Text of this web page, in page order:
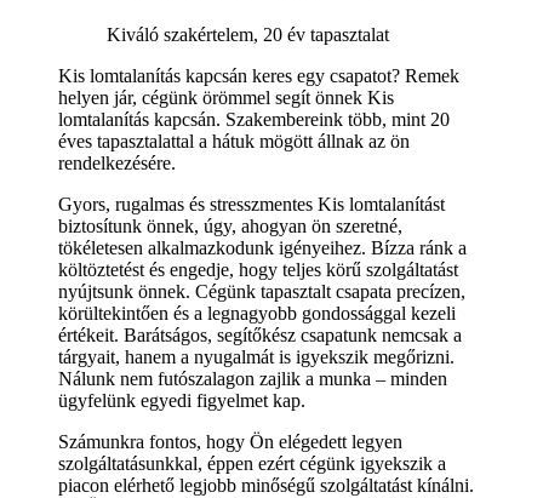
Kiváló szakértelem, 20 év tapasztalat
Kis lomtalanítás kapcsán keres egy csapatot? Remek
helyen jár, cégünk örömmel segít önnek Kis
lomtalanítás kapcsán. Szakembereink több, mint 20
éves tapasztalattal a hátuk mögött állnak az ön
rendelkezésére.
Gyors, rugalmas és stresszmentes Kis lomtalanítást
biztosítunk önnek, úgy, ahogyan ön szeretné,
tökéletesen alkalmazkodunk igényeihez. Bízza ránk a
költöztetést és engedje, hogy teljes körű szolgáltatást
nyújtsunk önnek. Cégünk tapasztalt csapata precízen,
körültekintően és a legnagyobb gondossággal kezeli
értékeit. Barátságos, segítőkész csapatunk nemcsak a
tárgyait, hanem a nyugalmát is igyekszik megőrizni.
Nálunk nem futószalagon zajlik a munka – minden
ügyfelünk egyedi figyelmet kap.
Számunkra fontos, hogy Ön elégedett legyen
szolgáltatásunkkal, éppen ezért cégünk igyekszik a
piacon elérhető legjobb minőségű szolgáltatást kínálni.